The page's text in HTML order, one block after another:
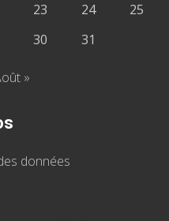
23 24
25
30 31
»
données